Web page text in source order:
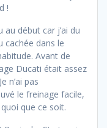
!
début car j’ai du
cachée dans le
Avant de
Ducati était assez
n’ai pas
le freinage facile,
que ce soit.